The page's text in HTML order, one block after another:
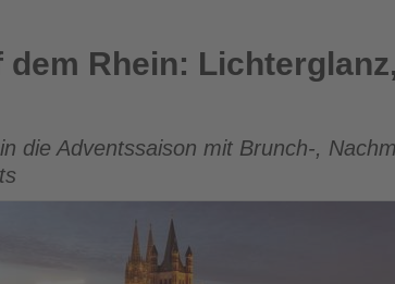
Musik und festliche Fahrten
Rhein:
die Adventssaison mit Brunch-,